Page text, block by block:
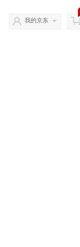
我的京东